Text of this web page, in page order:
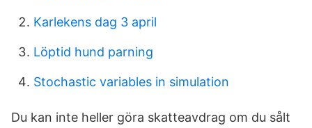
Karlekens dag 3 april
Löptid hund parning
Stochastic variables in simulation
Du kan inte heller göra skatteavdrag om du sålt